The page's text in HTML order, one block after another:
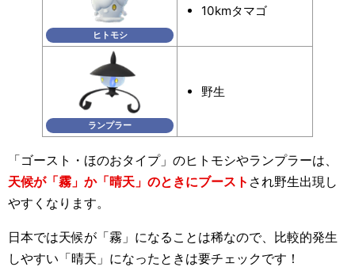
ヒトモシ
10kmタマゴ
ランプラー
野生
「ゴースト・ほのおタイプ」のヒトモシやランプラーは、
天候が「霧」か「晴天」のときにブースト され野生出現し
やすくなります。
日本では天候が「霧」になることは稀なので、比較的発生
しやすい「晴天」になったときは要チェックです！